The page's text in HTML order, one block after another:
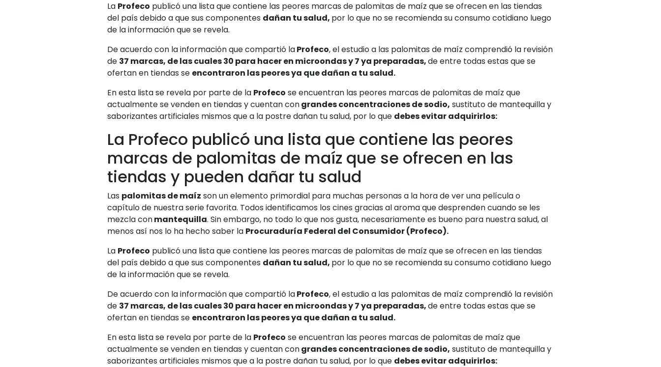
La Profeco publicó una lista que contiene las peores marcas de palomitas de maíz que se ofrecen en las tiendas
del país debido a que sus componentes dañan tu salud, por lo que no se recomienda su consumo cotidiano luego
de la información que se revela.
De acuerdo con la información que compartió laProfeco, el estudio a las palomitas de maíz comprendió la revisión
de 37 marcas, de las cuales 30 para hacer en microondas y 7 ya preparadas,de entre todas estas que se
ofertan en tiendas se encontraron las peores ya que dañan a tu salud.
En esta lista se revela por parte de la Profeco se encuentran las peores marcas de palomitas de maíz que
actualmente se venden en tiendas y cuentan congrandes concentraciones de sodio, sustituto de mantequilla y
saborizantes artificiales mismos que a la postre dañan tu salud, por lo que debes evitar adquirirlos:
La Profeco publicó una lista que contiene las peores
marcas de palomitas de maíz que se ofrecen en las
tiendas y pueden dañar tu salud
Las palomitas de maíz son un elemento primordial para muchas personas a la hora de ver una película o
capítulo de nuestra serie favorita. Todos identificamos los cines gracias al aroma que desprenden cuando se les
mezcla conmantequilla. Sin embargo, no todo lo que nos gusta, necesariamente es bueno para nuestra salud, al
menos así nos lo ha hecho saber la Procuraduría Federal del Consumidor (Profeco).
La Profeco publicó una lista que contiene las peores marcas de palomitas de maíz que se ofrecen en las tiendas
del país debido a que sus componentes dañan tu salud, por lo que no se recomienda su consumo cotidiano luego
de la información que se revela.
De acuerdo con la información que compartió laProfeco, el estudio a las palomitas de maíz comprendió la revisión
de 37 marcas, de las cuales 30 para hacer en microondas y 7 ya preparadas,de entre todas estas que se
ofertan en tiendas se encontraron las peores ya que dañan a tu salud.
En esta lista se revela por parte de la Profeco se encuentran las peores marcas de palomitas de maíz que
actualmente se venden en tiendas y cuentan congrandes concentraciones de sodio, sustituto de mantequilla y
saborizantes artificiales mismos que a la postre dañan tu salud, por lo que debes evitar adquirirlos: